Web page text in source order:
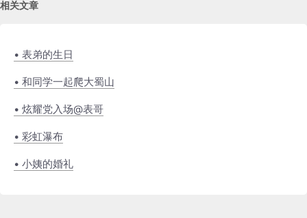
相关文章
• 表弟的生日
• 和同学一起爬大蜀山
• 炫耀党入场@表哥
• 彩虹瀑布
• 小姨的婚礼